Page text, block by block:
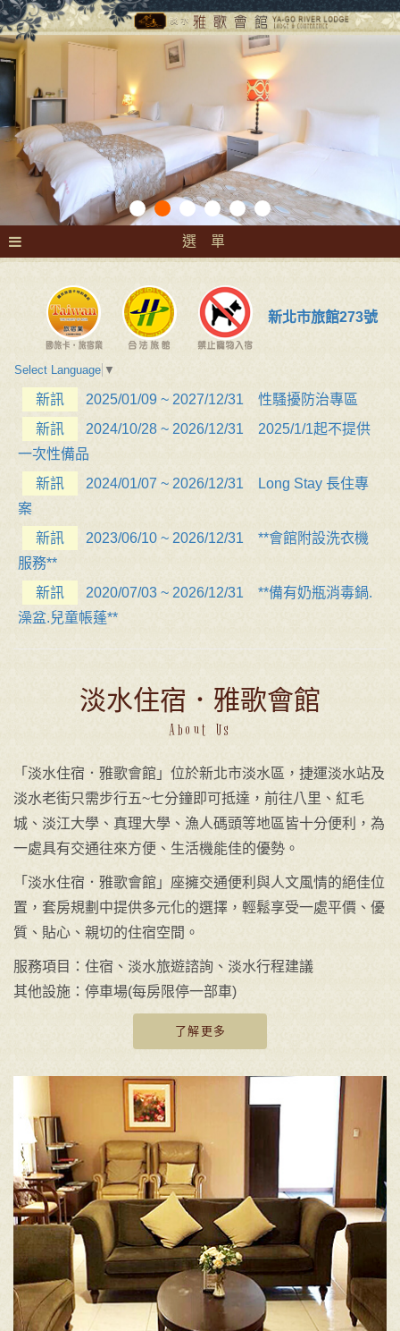
選 單
新北市旅館273號
Select Language ▼
新訊
2025/01/09 ~ 2027/12/31 性騷擾防治專區
新訊
2024/10/28 ~ 2026/12/31 2025/1/1起不提供
一次性備品
新訊
2024/01/07 ~ 2026/12/31 Long Stay 長住專
案
新訊
2023/06/10 ~ 2026/12/31 **會館附設洗衣機
服務**
新訊
2020/07/03 ~ 2026/12/31 **備有奶瓶消毒鍋.
澡盆.兒童帳蓬**
淡水住宿．雅歌會館
About Us
「淡水住宿．雅歌會館」位於新北市淡水區，捷運淡水站及
淡水老街只需步行五~七分鐘即可抵達，前往八里、紅毛
城、淡江大學、真理大學、漁人碼頭等地區皆十分便利，為
一處具有交通往來方便、生活機能佳的優勢。
「淡水住宿．雅歌會館」座擁交通便利與人文風情的絕佳位
置，套房規劃中提供多元化的選擇，輕鬆享受一處平價、優
質、貼心、親切的住宿空間。
服務項目：住宿、淡水旅遊諮詢、淡水行程建議
其他設施：停車場(每房限停一部車)
了解更多